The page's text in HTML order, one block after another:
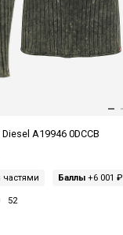
A19946 0DCCB
частями Баллы +6 001 ₽
52